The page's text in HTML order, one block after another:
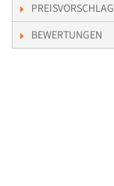
PREISVORSCHLAG
BEWERTUNGEN